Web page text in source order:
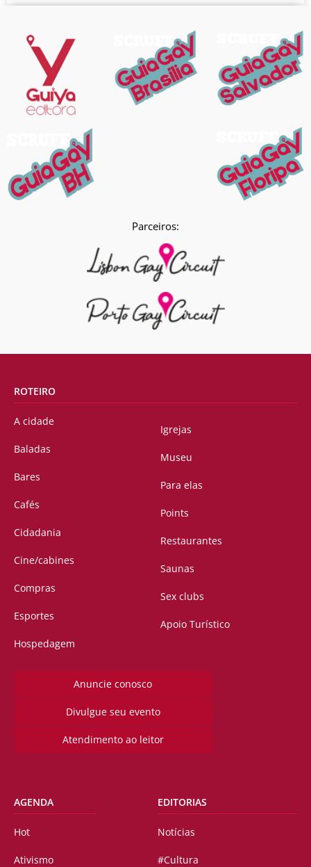
Parceiros:
ROTEIRO
A cidade
Baladas
Bares
Cafés
Cidadania
Cine/cabines
Compras
Esportes
Hospedagem
Igrejas
Museu
Para elas
Points
Restaurantes
Saunas
Sex clubs
Apoio Turístico
Anuncie conosco
Divulgue seu evento
Atendimento ao leitor
AGENDA
Hot
Ativismo
EDITORIAS
Notícias
#Cultura